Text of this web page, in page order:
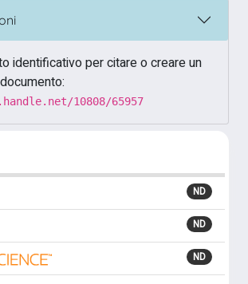
identificativo per citare o creare un
10808/65957
ND
ND
ND